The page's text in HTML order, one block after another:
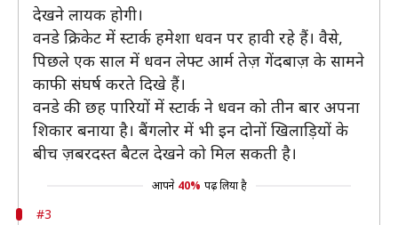
देखने लायक होगी।
वनडे क्रिकेट में स्टार्क हमेशा धवन पर हावी रहे हैं। वैसे,
पिछले एक साल में धवन लेफ्ट आर्म तेज़ गेंदबाज़ के सामने
काफी संघर्ष करते दिखे हैं।
वनडे की छह पारियों में स्टार्क ने धवन को तीन बार अपना
शिकार बनाया है। बैंगलोर में भी इन दोनों खिलाड़ियों के
बीच ज़बरदस्त बैटल देखने को मिल सकती है।
आपने 40% पढ़ लिया है
#3